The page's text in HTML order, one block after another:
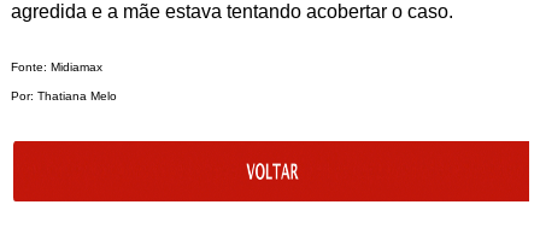
agredida e a mãe estava tentando acobertar o caso.
Fonte: Midiamax
Por: Thatiana Melo